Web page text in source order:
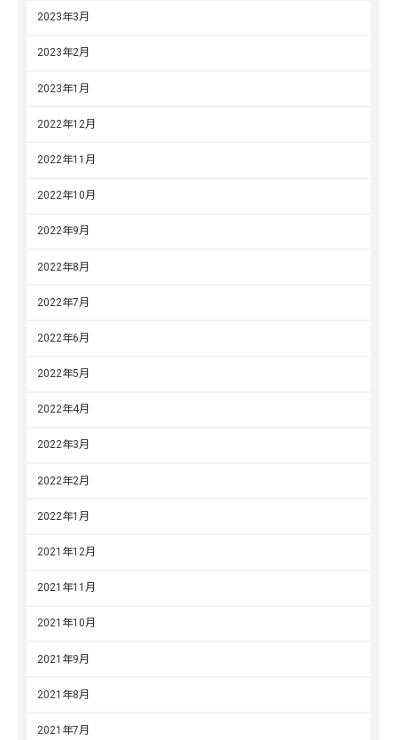
2023年3月
2023年2月
2023年1月
2022年12月
2022年11月
2022年10月
2022年9月
2022年8月
2022年7月
2022年6月
2022年5月
2022年4月
2022年3月
2022年2月
2022年1月
2021年12月
2021年11月
2021年10月
2021年9月
2021年8月
2021年7月